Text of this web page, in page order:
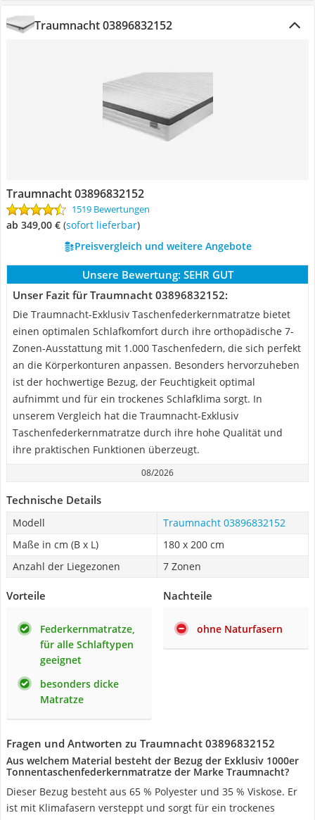
Traumnacht 03896832152
Traumnacht 03896832152
1519 Bewertungen
ab 349,00 € ( Sofort lieferbar)
Preisvergleich und weitere Angebote
Unsere Bewertung: SEHR GUT
Unser Fazit für Traumnacht 03896832152:
Die Traumnacht-Exklusiv Taschenfederkernmatratze bietet
einen optimalen Schlafkomfort durch ihre orthopädische 7-
Zonen-Ausstattung mit 1.000 Taschenfedern, die sich perfekt
an die Körperkonturen anpassen. Besonders hervorzuheben
ist der hochwertige Bezug, der Feuchtigkeit optimal
aufnimmt und für ein trockenes Schlafklima sorgt. In
unserem Vergleich hat die Traumnacht-Exklusiv
Taschenfederkernmatratze durch ihre hohe Qualität und
ihre praktischen Funktionen überzeugt.
08/2026
Technische Details
Modell
Traumnacht 03896832152
Maße in cm (B x L)
180 x 200 cm
Anzahl der Liegezonen
7 Zonen
Vorteile
Federkernmatratze,
für alle Schlaftypen
geeignet
besonders dicke
Matratze
Nachteile
ohne Naturfasern
Fragen und Antworten zu Traumnacht 03896832152
Aus welchem Material besteht der Bezug der Exklusiv 1000er
Tonnentaschenfederkernmatratze der Marke Traumnacht?
Dieser Bezug besteht aus 65 % Polyester und 35 % Viskose. Er
ist mit Klimafasern versteppt und sorgt für ein trockenes